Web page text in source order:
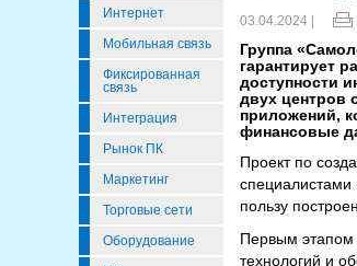
Интернет
Мобильная связь
Фиксированная
связь
Интеграция
Рынок ПК
Маркетинг
Торговые сети
Оборудование
03.04.2024 |
Группа
гарантирует
доступности
двух центров
приложений,
финансовые
Проект по
специалистами
пользу
Первым этапом
технологий и